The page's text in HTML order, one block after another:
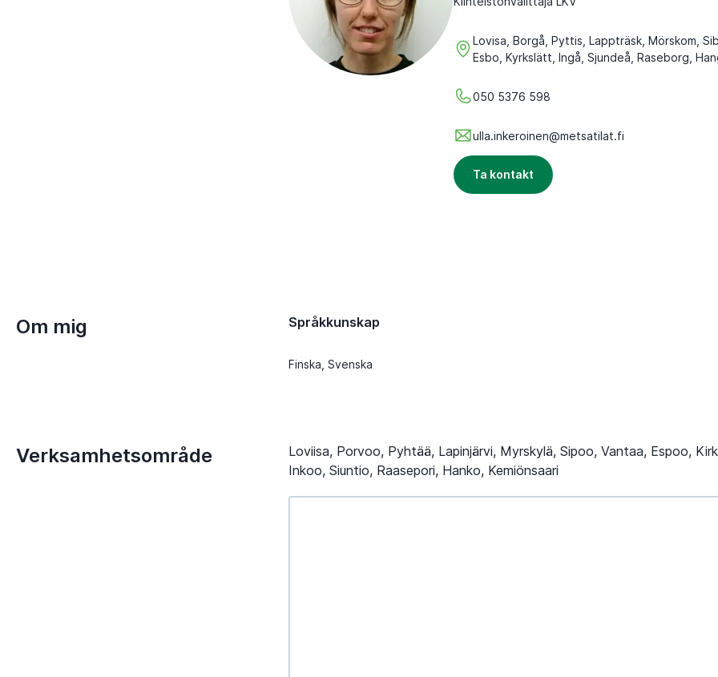
Lovisa, Borgå, Pyttis, Lappträsk, Mörskom,
Esbo, Kyrkslätt, Ingå, Sjundeå, Raseborg,
050 5376 598
ulla.inkeroinen@metsatilat.fi
Ta kontakt
Om mig Språkkunskap
Finska, Svenska
Verksamhetsområde
Loviisa, Porvoo, Pyhtää, Lapinjärvi, Myrskylä, Sipoo, Vantaa, Espoo,
Inkoo, Siuntio, Raasepori, Hanko, Kemiönsaari